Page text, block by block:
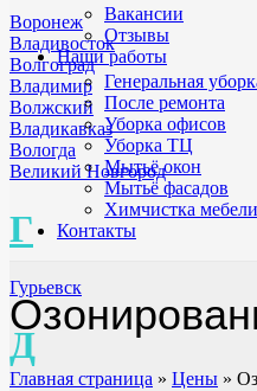
Воронеж
Владивосток
Волгоград
Владимир
Волжский
Владикавказ
Вологда
Великий Новгород
Г
Гурьевск
Д
Вакансии
Отзывы
Наши работы
Генеральная
После ремонта
Уборка офисов
Уборка ТЦ
Мытьё окон
Мытьё фасадов
Химчистка
Контакты
Главная страница » Цены »